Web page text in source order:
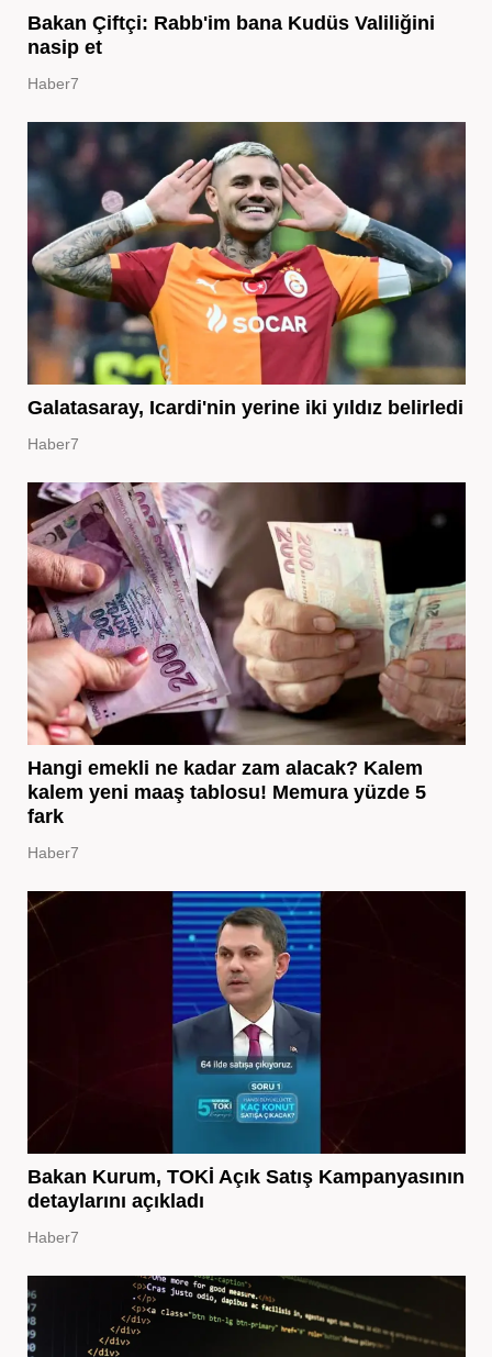
Bakan Çiftçi: Rabb'im bana Kudüs Valiliğini
nasip et
Haber7
Galatasaray, Icardi'nin yerine iki yıldız belirledi
Haber7
Hangi emekli ne kadar zam alacak? Kalem
kalem yeni maaş tablosu! Memura yüzde 5
fark
Haber7
Bakan Kurum, TOKİ Açık Satış Kampanyasının
detaylarını açıkladı
Haber7